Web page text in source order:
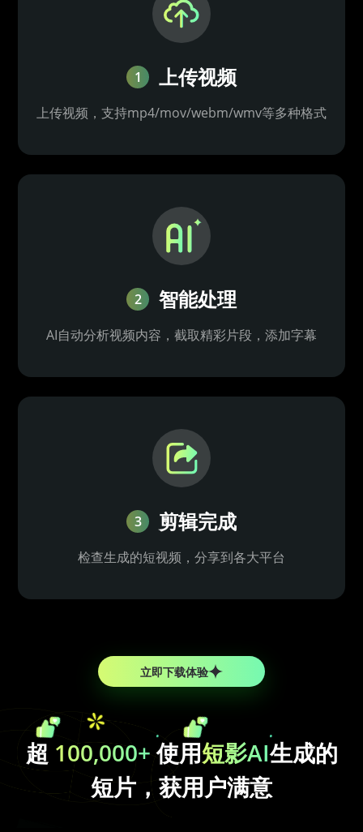
1 上传视频
上传视频，支持mp4/mov/webm/wmv等多种格式
2 智能处理
AI自动分析视频内容，截取精彩片段，添加字幕
3 剪辑完成
检查生成的短视频，分享到各大平台
立即下载体验
超 100,000+使用短影AI生成的
短片，获用户满意